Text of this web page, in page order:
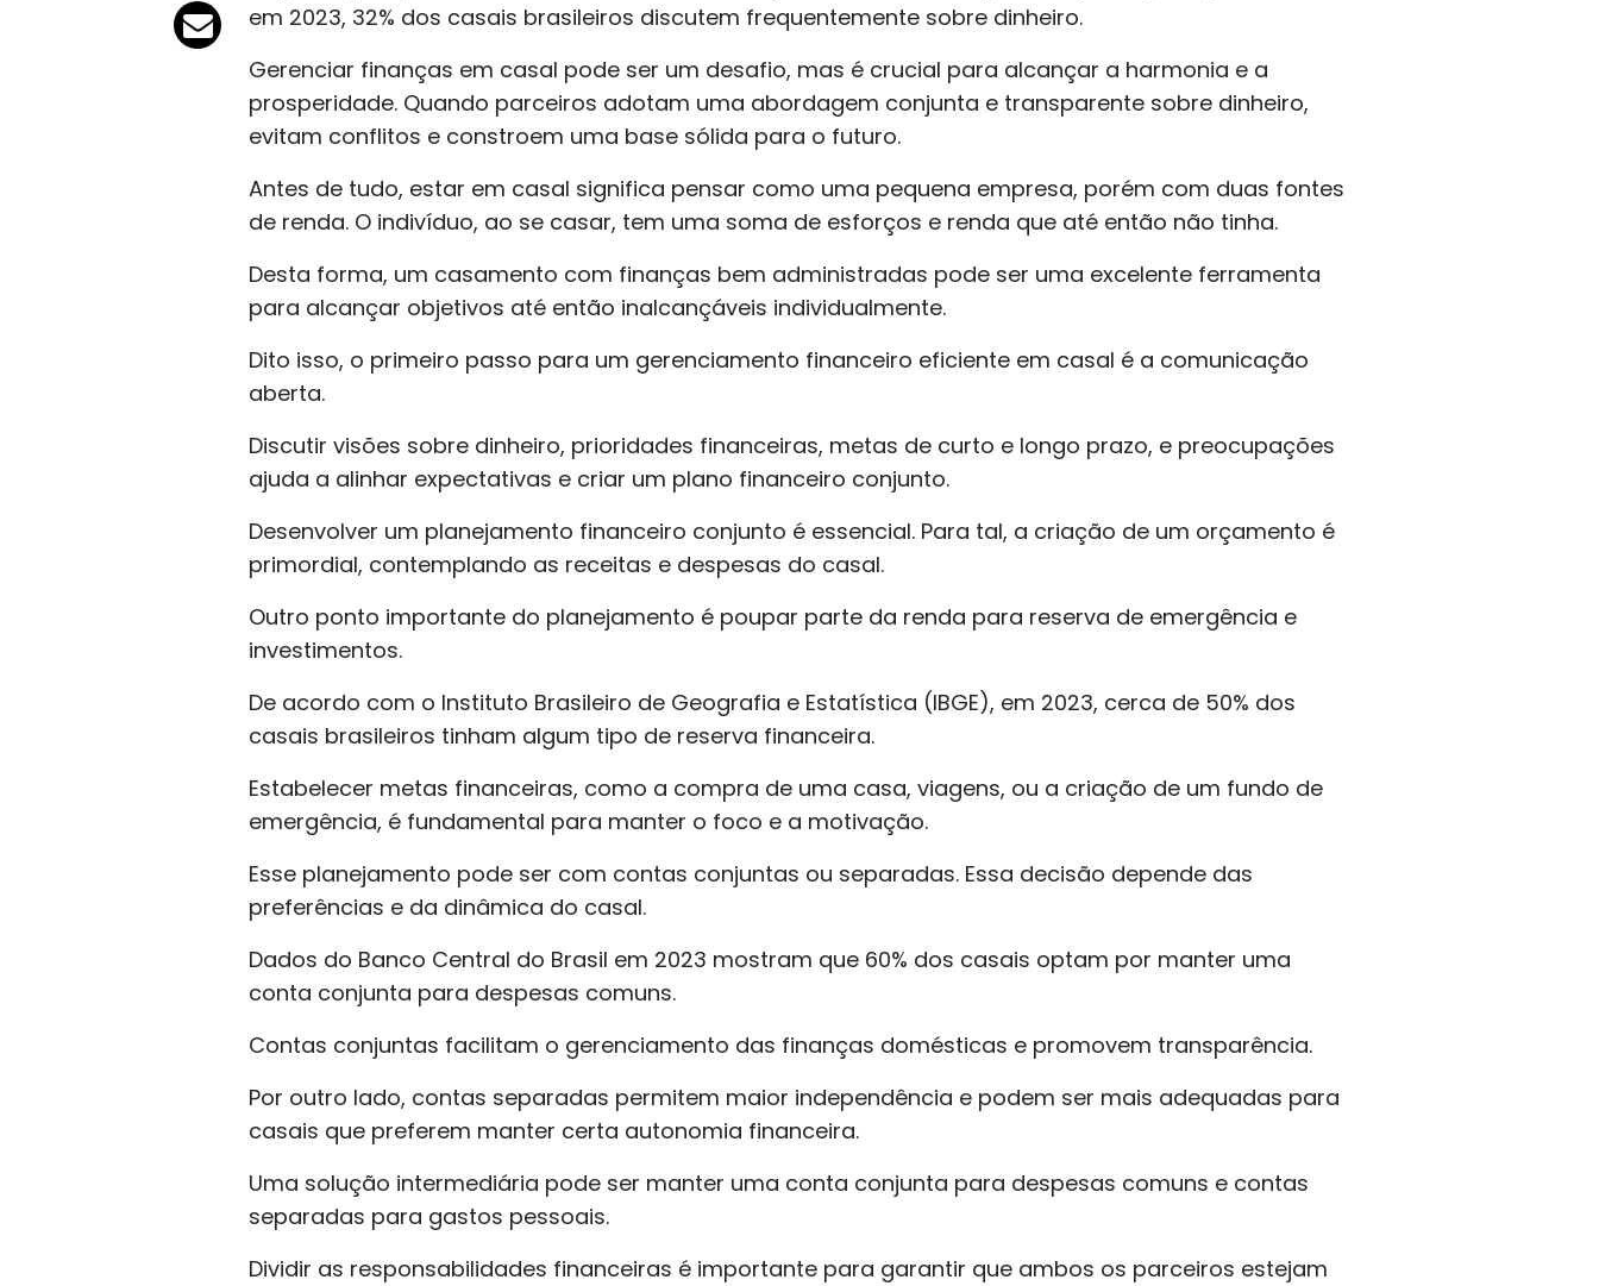
em 2023, 32% dos casais brasileiros discutem frequentemente sobre dinheiro.
Gerenciar finanças em casal pode ser um desafio, mas é crucial para alcançar a harmonia e a
prosperidade. Quando parceiros adotam uma abordagem conjunta e transparente sobre dinheiro,
evitam conflitos e constroem uma base sólida para o futuro.
Antes de tudo, estar em casal significa pensar como uma pequena empresa, porém com duas fontes
de renda. O indivíduo, ao se casar, tem uma soma de esforços e renda que até então não tinha.
Desta forma, um casamento com finanças bem administradas pode ser uma excelente ferramenta
para alcançar objetivos até então inalcançáveis individualmente.
Dito isso, o primeiro passo para um gerenciamento financeiro eficiente em casal é a comunicação
aberta.
Discutir visões sobre dinheiro, prioridades financeiras, metas de curto e longo prazo, e preocupações
ajuda a alinhar expectativas e criar um plano financeiro conjunto.
Desenvolver um planejamento financeiro conjunto é essencial. Para tal, a criação de um orçamento é
primordial, contemplando as receitas e despesas do casal.
Outro ponto importante do planejamento é poupar parte da renda para reserva de emergência e
investimentos.
De acordo com o Instituto Brasileiro de Geografia e Estatística (IBGE), em 2023, cerca de 50% dos
casais brasileiros tinham algum tipo de reserva financeira.
Estabelecer metas financeiras, como a compra de uma casa, viagens, ou a criação de um fundo de
emergência, é fundamental para manter o foco e a motivação.
Esse planejamento pode ser com contas conjuntas ou separadas. Essa decisão depende das
preferências e da dinâmica do casal.
Dados do Banco Central do Brasil em 2023 mostram que 60% dos casais optam por manter uma
conta conjunta para despesas comuns.
Contas conjuntas facilitam o gerenciamento das finanças domésticas e promovem transparência.
Por outro lado, contas separadas permitem maior independência e podem ser mais adequadas para
casais que preferem manter certa autonomia financeira.
Uma solução intermediária pode ser manter uma conta conjunta para despesas comuns e contas
separadas para gastos pessoais.
Dividir as responsabilidades financeiras é importante para garantir que ambos os parceiros estejam